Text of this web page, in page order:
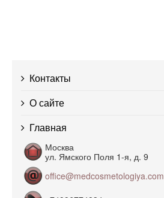
Контакты
О сайте
Главная
Москва
ул. Ямского Поля 1-я, д. 9
office@medcosmetologiya.com